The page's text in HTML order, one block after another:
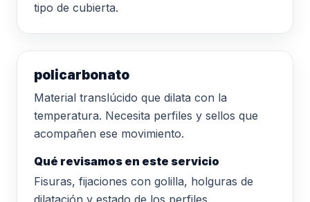
tipo de cubierta.
policarbonato
Material translúcido que dilata con la
temperatura. Necesita perfiles y sellos que
acompañen ese movimiento.
Qué revisamos en este servicio
Fisuras, fijaciones con golilla, holguras de
dilatación y estado de los perfiles.